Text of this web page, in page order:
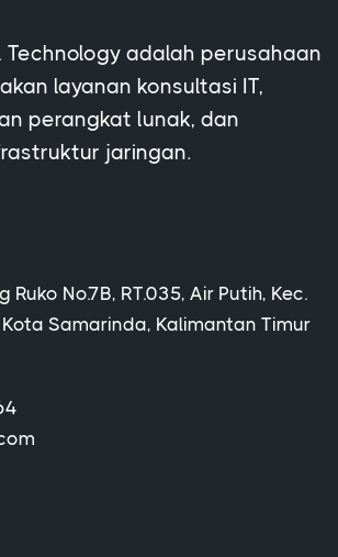
Technology adalah perusahaan
layanan konsultasi IT,
perangkat lunak, dan
jaringan.
Ruko No.7B, RT.035, Air Putih, Kec.
Samarinda, Kalimantan Timur